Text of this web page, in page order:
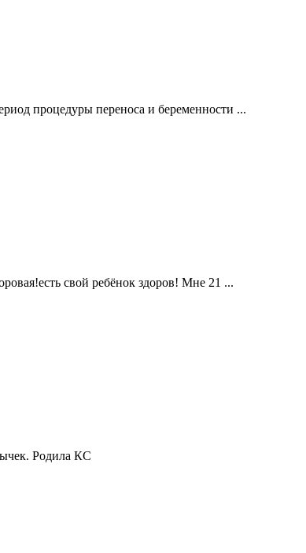
процедуры переноса и беременности ...
свой ребёнок здоров! Мне 21 ...
Родила КС